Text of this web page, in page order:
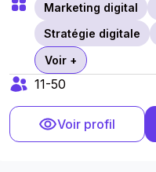
Marketing digital
Stratégie digitale
Voir +
11-50
Voir profil